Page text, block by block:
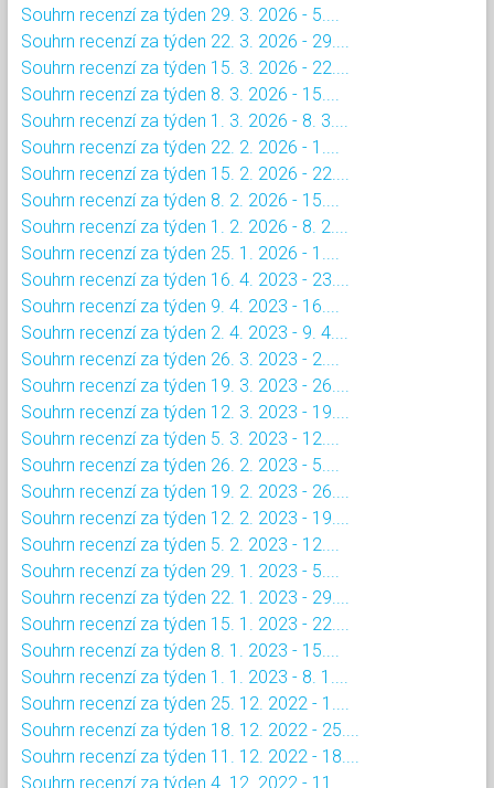
Souhrn recenzí za týden 29. 3. 2026 - 5....
Souhrn recenzí za týden 22. 3. 2026 - 29....
Souhrn recenzí za týden 15. 3. 2026 - 22....
Souhrn recenzí za týden 8. 3. 2026 - 15....
Souhrn recenzí za týden 1. 3. 2026 - 8. 3....
Souhrn recenzí za týden 22. 2. 2026 - 1....
Souhrn recenzí za týden 15. 2. 2026 - 22....
Souhrn recenzí za týden 8. 2. 2026 - 15....
Souhrn recenzí za týden 1. 2. 2026 - 8. 2....
Souhrn recenzí za týden 25. 1. 2026 - 1....
Souhrn recenzí za týden 16. 4. 2023 - 23....
Souhrn recenzí za týden 9. 4. 2023 - 16....
Souhrn recenzí za týden 2. 4. 2023 - 9. 4....
Souhrn recenzí za týden 26. 3. 2023 - 2....
Souhrn recenzí za týden 19. 3. 2023 - 26....
Souhrn recenzí za týden 12. 3. 2023 - 19....
Souhrn recenzí za týden 5. 3. 2023 - 12....
Souhrn recenzí za týden 26. 2. 2023 - 5....
Souhrn recenzí za týden 19. 2. 2023 - 26....
Souhrn recenzí za týden 12. 2. 2023 - 19....
Souhrn recenzí za týden 5. 2. 2023 - 12....
Souhrn recenzí za týden 29. 1. 2023 - 5....
Souhrn recenzí za týden 22. 1. 2023 - 29....
Souhrn recenzí za týden 15. 1. 2023 - 22....
Souhrn recenzí za týden 8. 1. 2023 - 15....
Souhrn recenzí za týden 1. 1. 2023 - 8. 1....
Souhrn recenzí za týden 25. 12. 2022 - 1....
Souhrn recenzí za týden 18. 12. 2022 - 25....
Souhrn recenzí za týden 11. 12. 2022 - 18....
Souhrn recenzí za týden 4. 12. 2022 - 11....